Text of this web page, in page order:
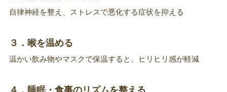
自律神経を整え、ストレスで悪化する症状を抑える
３．喉を温める
温かい飲み物やマスクで保温すると、ヒリヒリ感が軽減